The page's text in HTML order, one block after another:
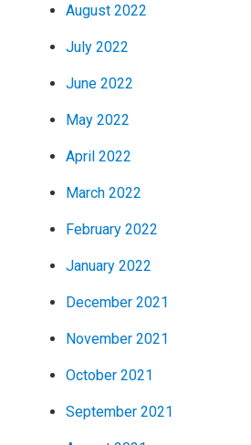
August 2022
July 2022
June 2022
May 2022
April 2022
March 2022
February 2022
January 2022
December 2021
November 2021
October 2021
September 2021